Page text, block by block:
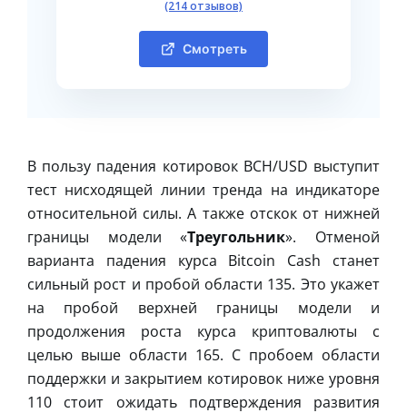
(214 отзывов)
Смотреть
В пользу падения котировок BCH/USD выступит
тест нисходящей линии тренда на индикаторе
относительной силы. А также отскок от нижней
границы модели «Треугольник». Отменой
варианта падения курса Bitcoin Cash станет
сильный рост и пробой области 135. Это укажет
на пробой верхней границы модели и
продолжения роста курса криптовалюты с
целью выше области 165. С пробоем области
поддержки и закрытием котировок ниже уровня
110 стоит ожидать подтверждения развития